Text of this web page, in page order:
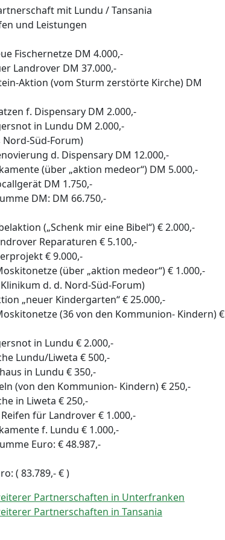
mit Lundu / Tansania
und Leistungen
Fischernetze DM 4.000,-
Landrover DM 37.000,-
Aktion (vom Sturm zerstörte Kirche) DM
f. Dispensary DM 2.000,-
in Lundu DM 2.000,-
Nord-Süd-Forum)
d. Dispensary DM 12.000,-
(über „aktion medeor“) DM 5.000,-
DM 1.750,-
DM: DM 66.750,-
(„Schenk mir eine Bibel“) € 2.000,-
Reparaturen € 5.100,-
€ 9.000,-
(über „aktion medeor“) € 1.000,-
Klinikum d. d. Nord-Süd-Forum)
„neuer Kindergarten“ € 25.000,-
(36 von den Kommunion- Kindern) €
in Lundu € 2.000,-
Lundu/Liweta € 500,-
in Lundu € 350,-
(von den Kommunion- Kindern) € 250,-
in Liweta € 250,-
Reifen für Landrover € 1.000,-
f. Lundu € 1.000,-
Euro: € 48.987,-
( 83.789,- € )
Partnerschaften in Unterfranken
Partnerschaften in Tansania